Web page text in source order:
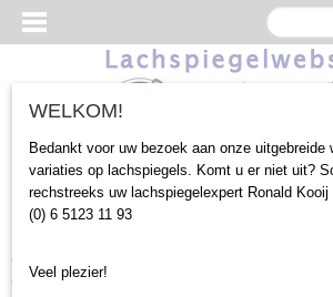
Inloggen Registreren
Breedte)* (KJH44)
WELKOM!
Bedankt voor uw bezoek aan onze uitgebreide
variaties op lachspiegels. Komt u er niet uit?
rechstreeks uw lachspiegelexpert Ronald
(0) 6 5123 11 93
Veel plezier!